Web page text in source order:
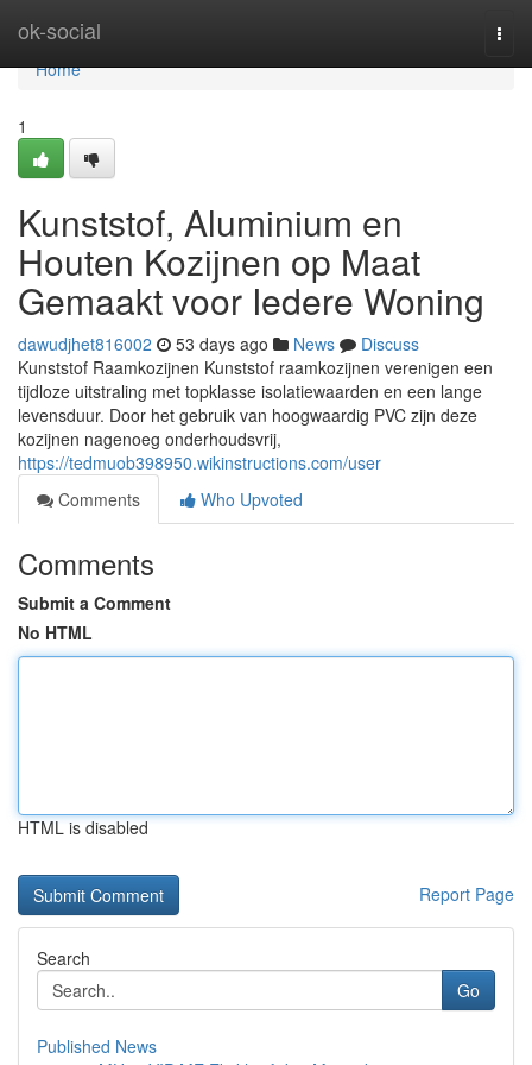
ok-social
Home
Home
1
Kunststof, Aluminium en
Houten Kozijnen op Maat
Gemaakt voor Iedere Woning
dawudjhet816002 53 days ago News
Discuss
Kunststof Raamkozijnen Kunststof raamkozijnen verenigen een
tijdloze uitstraling met topklasse isolatiewaarden en een lange
levensduur. Door het gebruik van hoogwaardig PVC zijn deze
kozijnen nagenoeg onderhoudsvrij,
https://tedmuob398950.wikinstructions.com/user
Comments
Who Upvoted
Comments
Submit a Comment
No HTML
HTML is disabled
Report Page
Search
Go
Published News